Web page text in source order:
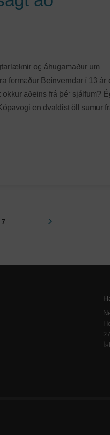
og áhugamaður um
formaður Beinverndar í 13 ár
aðeins frá þér sjálfum?
en dvaldist öll sumur
7